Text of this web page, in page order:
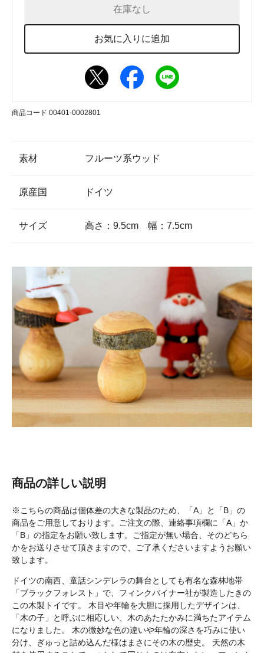
在庫なし
お気に入りに追加
商品コード 00401-0002801
素材 フルーツ系ウッド
原産国 ドイツ
サイズ 高さ：9.5cm 幅：7.5cm
商品の詳しい説明
※こちらの商品は個体差の大きな製品のため、「A」と「B」の
商品をご用意しております。ご注文の際、連絡事項欄に「A」か
「B」の指定をお願い致します。ご指定が無い場合、そのどちら
かをお送りさせて頂きますので、ご了承くださいますようお願い
致します。
ドイツの南西、童話シンデレラの舞台としても有名な森林地帯
「ブラックフォレスト」で、フィンクバイナー社が製造したきの
この木製トイです。 木目や年輪を大胆に採用したデザインは、
「木の子」と呼ぶに相応しい、木のあたたかみに満ちたアイテム
になりました。 木の微妙な色の違いや年輪の深さを巧みに使い
分け、ぎゅっと詰め込んだ様はまさにその木の歴史。 天然の木